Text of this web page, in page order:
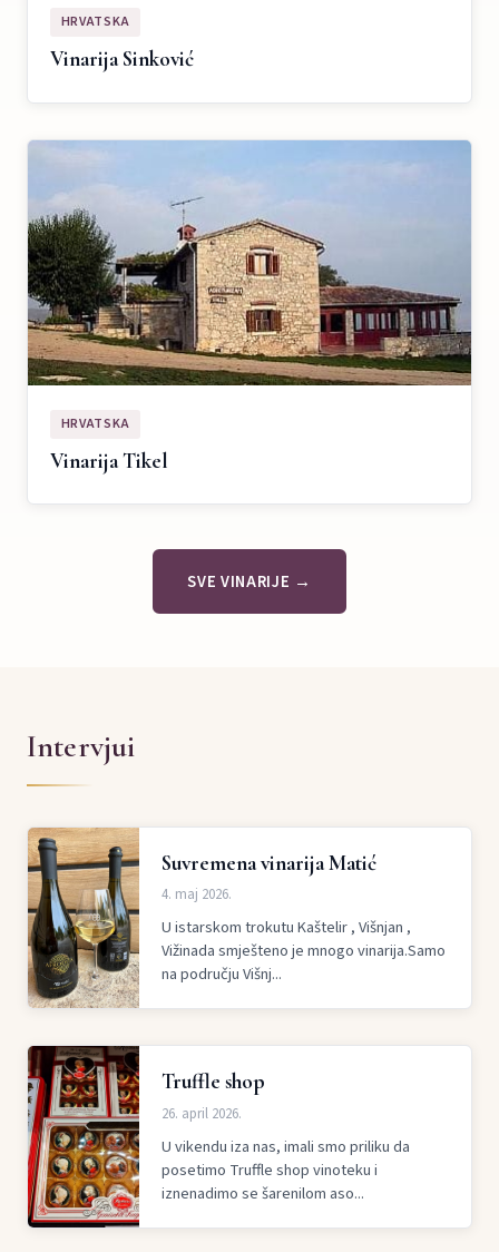
HRVATSKA
Vinarija Sinković
HRVATSKA
Vinarija Tikel
SVE VINARIJE →
Intervjui
Suvremena vinarija Matić
4. maj 2026.
U istarskom trokutu Kaštelir , Višnjan ,
Vižinada smješteno je mnogo vinarija.Samo
na području Višnj...
Truffle shop
26. april 2026.
U vikendu iza nas, imali smo priliku da
posetimo Truffle shop vinoteku i
iznenadimo se šarenilom aso...